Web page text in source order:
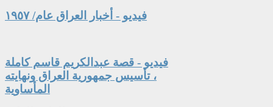
فيديو - أخبار العراق عام/ ١٩٥٧
فيديو - قصة عبدالكريم قاسم كاملة
، تأسيس جمهورية العراق ونهايته
المأساوية